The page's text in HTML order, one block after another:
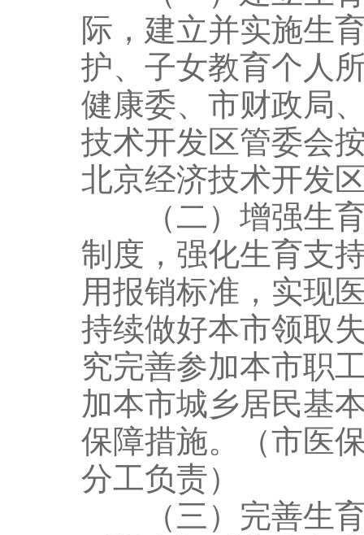
际，建立并实施生
护、子女教育个人
健康委、市财政局
技术开发区管委会
北京经济技术开发
（二）增强生育
制度，强化生育支
用报销标准，实现
持续做好本市领取
究完善参加本市职
加本市城乡居民基
保障措施。（市医
分工负责）
（三）完善生育